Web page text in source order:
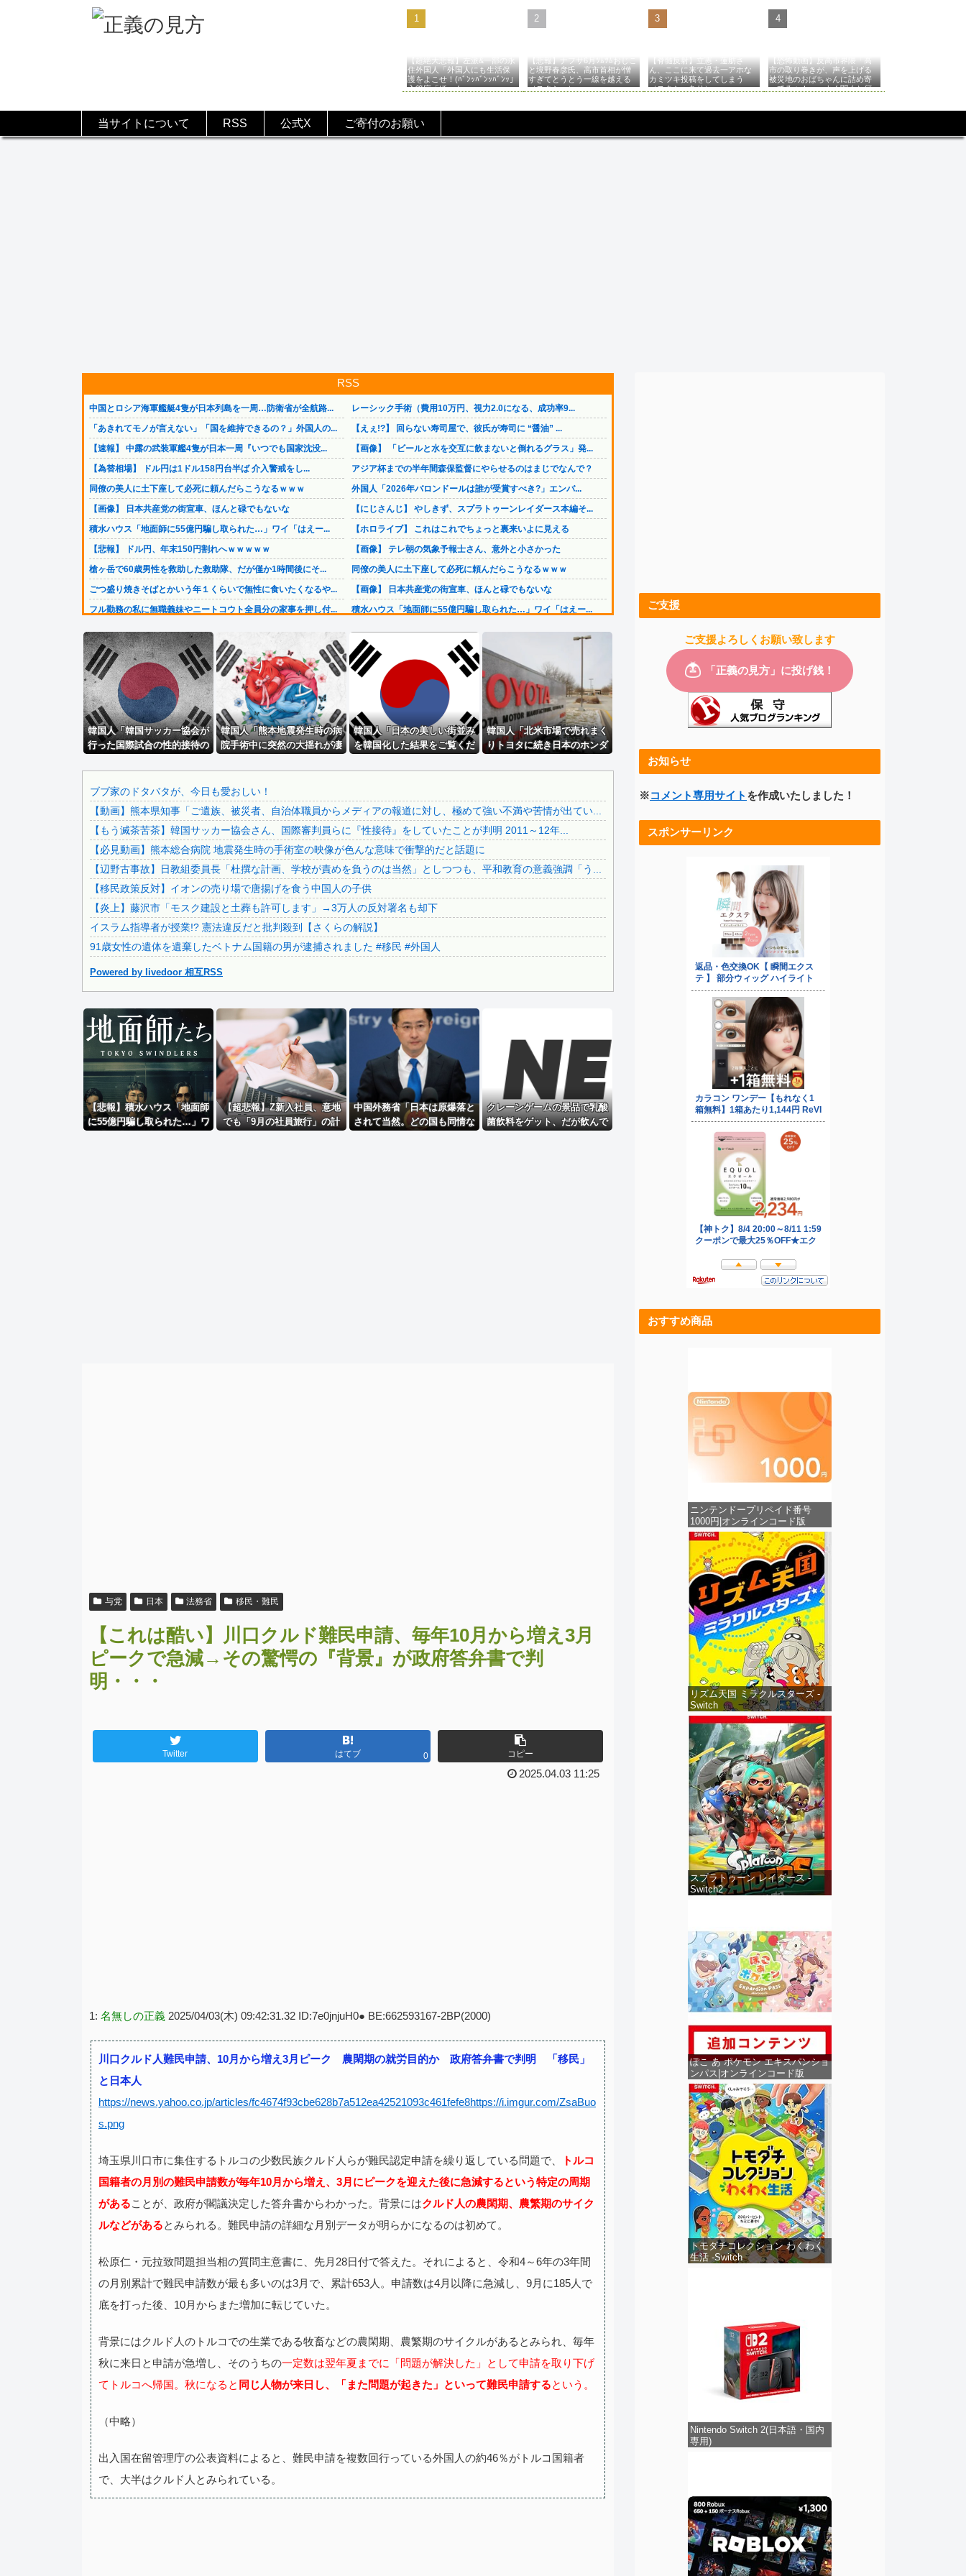
【超絶大悲報】左派&一部の永
住外国人「外国人にも生活保
護をよこせ！(ﾊﾞﾝｯﾊﾞﾝｯﾊﾞﾝｯ」
入管庁「ほーん…」→
【悲報】ナフサ6月ﾂﾑﾂﾑおじこ
と境野春彦氏、高市首相が憎
すぎてとうとう一線を越える
（スクショ）
【脊髄反射】立憲・蓮舫さ
ん、ここに来て過去一アホな
カミツキ投稿をしてしまう
（スクショあり）
【恐怖動画】反高市界隈「高
市の取り巻きが、声を上げる
被災地のおばちゃんに詰め寄
ってるぅ！」→よく聞くと何
当サイトについて RSS 公式X ご寄付のお願い
RSS
中国とロシア海軍艦艇4隻が日本列島を一周…防衛省が全航路...
「あきれてモノが言えない」「国を維持できるの？」外国人の...
【速報】 中露の武装軍艦4隻が日本一周『いつでも国家沈没...
【為替相場】 ドル円は1ドル158円台半ば 介入警戒をし...
同僚の美人に土下座して必死に頼んだらこうなるｗｗｗ
【画像】 日本共産党の街宣車、ほんと碌でもないな
積水ハウス「地面師に55億円騙し取られた…」ワイ「はえー...
【悲報】 ドル円、年末150円割れへｗｗｗｗｗ
槍ヶ岳で60歳男性を救助した救助隊、だが僅か1時間後にそ...
ごつ盛り焼きそばとかいう年１くらいで無性に食いたくなるや...
フル勤務の私に無職義妹やニートコウト全員分の家事を押し付...
【アークナイツ】Cutiesシリーズ「アンジェリーナ」「...
福岡県議会「海外旅行じゃない、海外活動だ！」→視察費2....
被災地・熊本、泥酔者の通報が止まらず県警が異例のお願い
ドンキのうなぎ食べた14人が食中毒…3歳児から75歳まで...
【朗報】中居正広さん、また聖人エピソードが追加されるｗｗ...
【速報】外人の医療費未払いが多すぎたので病院が外人の治療...
「高市総理には愛想尽かした」コメ余りに農家が悲鳴 売値は...
ベッセント財務長官は円高に協力してほしそうにこっちを見て...
【悲報】週間少年ジャンプの「グッズ(43億円分)」を注文...
【画像】石川佳純さん(31)の体、エッッッッッッッッッッ...
【悲報】 玉川徹さん、警官の発泡での包丁男死亡に「絶対に...
【人工障がい者】 甥(28)「両親が亡くなったんで僕のこ...
『ほの暮しの庭』Switch2版 21,965本、Swi...
先生から電話があったんだけど、「～とか～」「～とか考えて...
ヨーロッパが中国製メガソーラーを締め出しｗｗｗ
アリスソフト「ランス10」ゲーム画面公開キター！ウルザち...
【画像】 Netflix版『リボンの騎士』、とんでもない...
Powered by livedoor 相互RSS
レーシック手術（費用10万円、視力2.0になる、成功率9...
【えぇ!?】 回らない寿司屋で、彼氏が寿司に “醤油” ...
【画像】 「ビールと水を交互に飲まないと倒れるグラス」発...
アジア杯までの半年間森保監督にやらせるのはまじでなんで？
外国人「2026年バロンドールは誰が受賞すべき?」エンバ...
【にじさんじ】 やしきず、スプラトゥーンレイダース本編そ...
【ホロライブ】 これはこれでちょっと裏来いよに見える
【画像】 テレ朝の気象予報士さん、意外と小さかった
同僚の美人に土下座して必死に頼んだらこうなるｗｗｗ
【画像】 日本共産党の街宣車、ほんと碌でもないな
積水ハウス「地面師に55億円騙し取られた…」ワイ「はえー...
【悲報】 ドル円、年末150円割れへｗｗｗｗｗ
【悲報】 玉川徹さん、警官の発泡での包丁男死亡に「絶対に...
【悲報】 玉川徹さん、警官の発泡での包丁男死亡に「絶対に...
【正論】 ナイナイ岡村に世の夫たちが『大共感』してしまう...
【人工障がい者】 甥(28)「両親が亡くなったんで僕のこ...
【動画】熊本県知事「ご遺族、被災者、自治体職員からメディ...
【悲報】 熊本県知事、報道陣土足取材にマジギレ「遺族や被...
【もう滅茶苦茶】韓国サッカー協会さん、国際審判員らに『性...
【辺野古事故】日教組委員長「杜撰な計画、学校が責めを負う...
【移民政策反対】イオンの売り場で唐揚げを食う中国人の子供
【炎上】藤沢市「モスク建設と土葬も許可します」→3万人の...
91歳女性の遺体を遺棄したベトナム国籍の男が逮捕されまし...
日本旅行キャンセルすべきか…1万年ぶり史上最大級の火山の...
無気力な韓国代表、オーストリアにも0-1で敗北…3月のA...
3.1節がある月なのに…3月のカレンダーに日本の富士山・...
韓国代表、コートジボワールに0対4で完敗＝韓国の反応
Powered by livedoor 相互RSS
韓国人「韓国サッカー協会が
行った国際試合の性的接待の
買収してる…（ﾌﾞﾙﾌﾞﾙ」＝韓
国の反応
韓国人「熊本地震発生時の病
院手術中に突然の大揺れが凄
韓国人「日本の美しい街並み
を韓国化した結果をご覧くだ
韓国人「北米市場で売れまく
りトヨタに続き日本のホンダ
大幅な黒字を記録！」→「あ
ブブ家のドタバタが、今日も愛おしい！
【動画】熊本県知事「ご遺族、被災者、自治体職員からメディアの報道に対し、極めて強い不満や苦情が出てい...
【もう滅茶苦茶】韓国サッカー協会さん、国際審判員らに『性接待』をしていたことが判明 2011～12年...
【必見動画】熊本総合病院 地震発生時の手術室の映像が色んな意味で衝撃的だと話題に
【辺野古事故】日教組委員長「杜撰な計画、学校が責めを負うのは当然」としつつも、平和教育の意義強調「う...
【移民政策反対】イオンの売り場で唐揚げを食う中国人の子供
【炎上】藤沢市「モスク建設と土葬も許可します」→3万人の反対署名も却下
イスラム指導者が授業!? 憲法違反だと批判殺到【さくらの解説】
91歳女性の遺体を遺棄したベトナム国籍の男が逮捕されました #移民 #外国人
Powered by livedoor 相互RSS
【悲報】積水ハウス「地面師
に55億円騙し取られた…」ワ
【超悲報】Z新入社員、意地
でも「9月の社員旅行」の計
中国外務省「日本は原爆落と
されて当然。どの国も同情な
クレーンゲームの景品で乳酸
菌飲料をゲット、だが飲んで
与党 日本 法務省 移民・難民
【これは酷い】川口クルド難民申請、毎年10月から増え3月
ピークで急減→その驚愕の『背景』が政府答弁書で判
明・・・
Twitter はてブ 0 コピー
2025.04.03 11:25
1: 名無しの正義 2025/04/03(木) 09:42:31.32 ID:7e0jnjuH0● BE:662593167-2BP(2000)
川口クルド人難民申請、10月から増え3月ピーク 農閑期の就労目的か 政府答弁書で判明 「移民」
と日本人
https://news.yahoo.co.jp/articles/fc4674f93cbe628b7a512ea42521093c461fefe8https://i.imgur.com/ZsaBuo
s.png
埼玉県川口市に集住するトルコの少数民族クルド人らが難民認定申請を繰り返している問題で、
トルコ
国籍者の月別の難民申請数が毎年10月から増え、3月にピークを迎えた後に急減するという特定の周期
があることが、政府が閣議決定した答弁書からわかった。背景にはクルド人の農閑期、農繁期のサイク
ルなどがあるとみられる。難民申請の詳細な月別データが明らかになるのは初めて。
松原仁・元拉致問題担当相の質問主意書に、先月28日付で答えた。それによると、令和4～6年の3年間
の月別累計で難民申請数が最も多いのは3月で、累計653人。申請数は4月以降に急減し、9月に185人で
底を打った後、10月からまた増加に転じていた。
背景にはクルド人のトルコでの生業である牧畜などの農閑期、農繁期のサイクルがあるとみられ、毎年
秋に来日と申請が急増し、そのうちの一定数は翌年夏までに「問題が解決した」として申請を取り下げ
てトルコへ帰国。秋になると 同じ人物が来日し、「また問題が起きた」といって難民申請するという。
（中略）
出入国在留管理庁の公表資料によると、難民申請を複数回行っている外国人の約46％がトルコ国籍者
で、大半はクルド人とみられている。
ご支援
ご支援よろしくお願い致します
お知らせ
※コメント専用サイト を作成いたしました！
スポンサーリンク
おすすめ商品
ニンテンドープリペイド番号
1000円|オンラインコード版
リズム天国 ミラクルスターズ -
Switch
スプラトゥーン レイダース -
Switch2
ぽこ あ ポケモン エキスパンショ
ンパス|オンラインコード版
トモダチコレクション わくわく
生活 -Switch
Nintendo Switch 2(日本語・国内
専用)